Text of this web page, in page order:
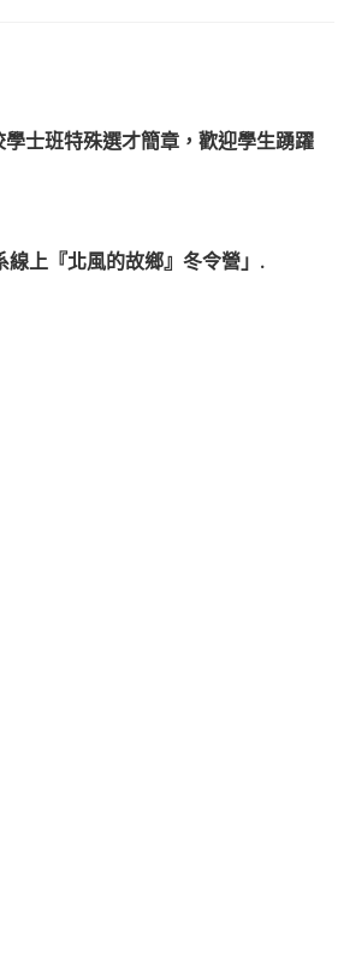
士班特殊選才簡章，歡迎學生踴躍
上『北風的故鄉』冬令營」.